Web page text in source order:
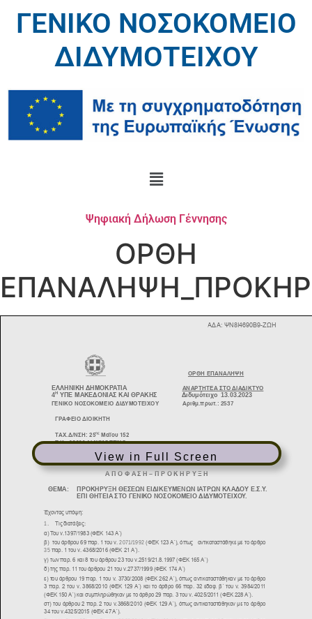
ΓΕΝΙΚΟ ΝΟΣΟΚΟΜΕΙΟ
ΔΙΔΥΜΟΤΕΙΧΟΥ
Ψηφιακή Δήλωση Γέννησης
ΟΡΘΗ
View in Full Screen